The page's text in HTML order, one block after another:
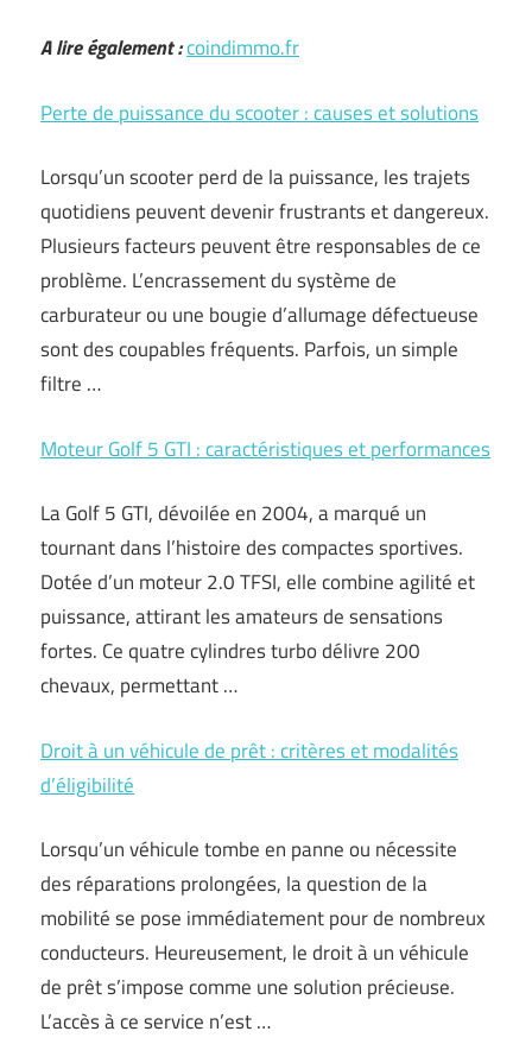
A lire également :coindimmo.fr
Perte de puissance du scooter : causes et solutions
Lorsqu’un scooter perd de la puissance, les trajets
quotidiens peuvent devenir frustrants et dangereux.
Plusieurs facteurs peuvent être responsables de ce
problème. L’encrassement du système de
carburateur ou une bougie d’allumage défectueuse
sont des coupables fréquents. Parfois, un simple
filtre …
Moteur Golf 5 GTI : caractéristiques et performances
La Golf 5 GTI, dévoilée en 2004, a marqué un
tournant dans l’histoire des compactes sportives.
Dotée d’un moteur 2.0 TFSI, elle combine agilité et
puissance, attirant les amateurs de sensations
fortes. Ce quatre cylindres turbo délivre 200
chevaux, permettant …
Droit à un véhicule de prêt : critères et modalités
d’éligibilité
Lorsqu’un véhicule tombe en panne ou nécessite
des réparations prolongées, la question de la
mobilité se pose immédiatement pour de nombreux
conducteurs. Heureusement, le droit à un véhicule
de prêt s’impose comme une solution précieuse.
L’accès à ce service n’est …